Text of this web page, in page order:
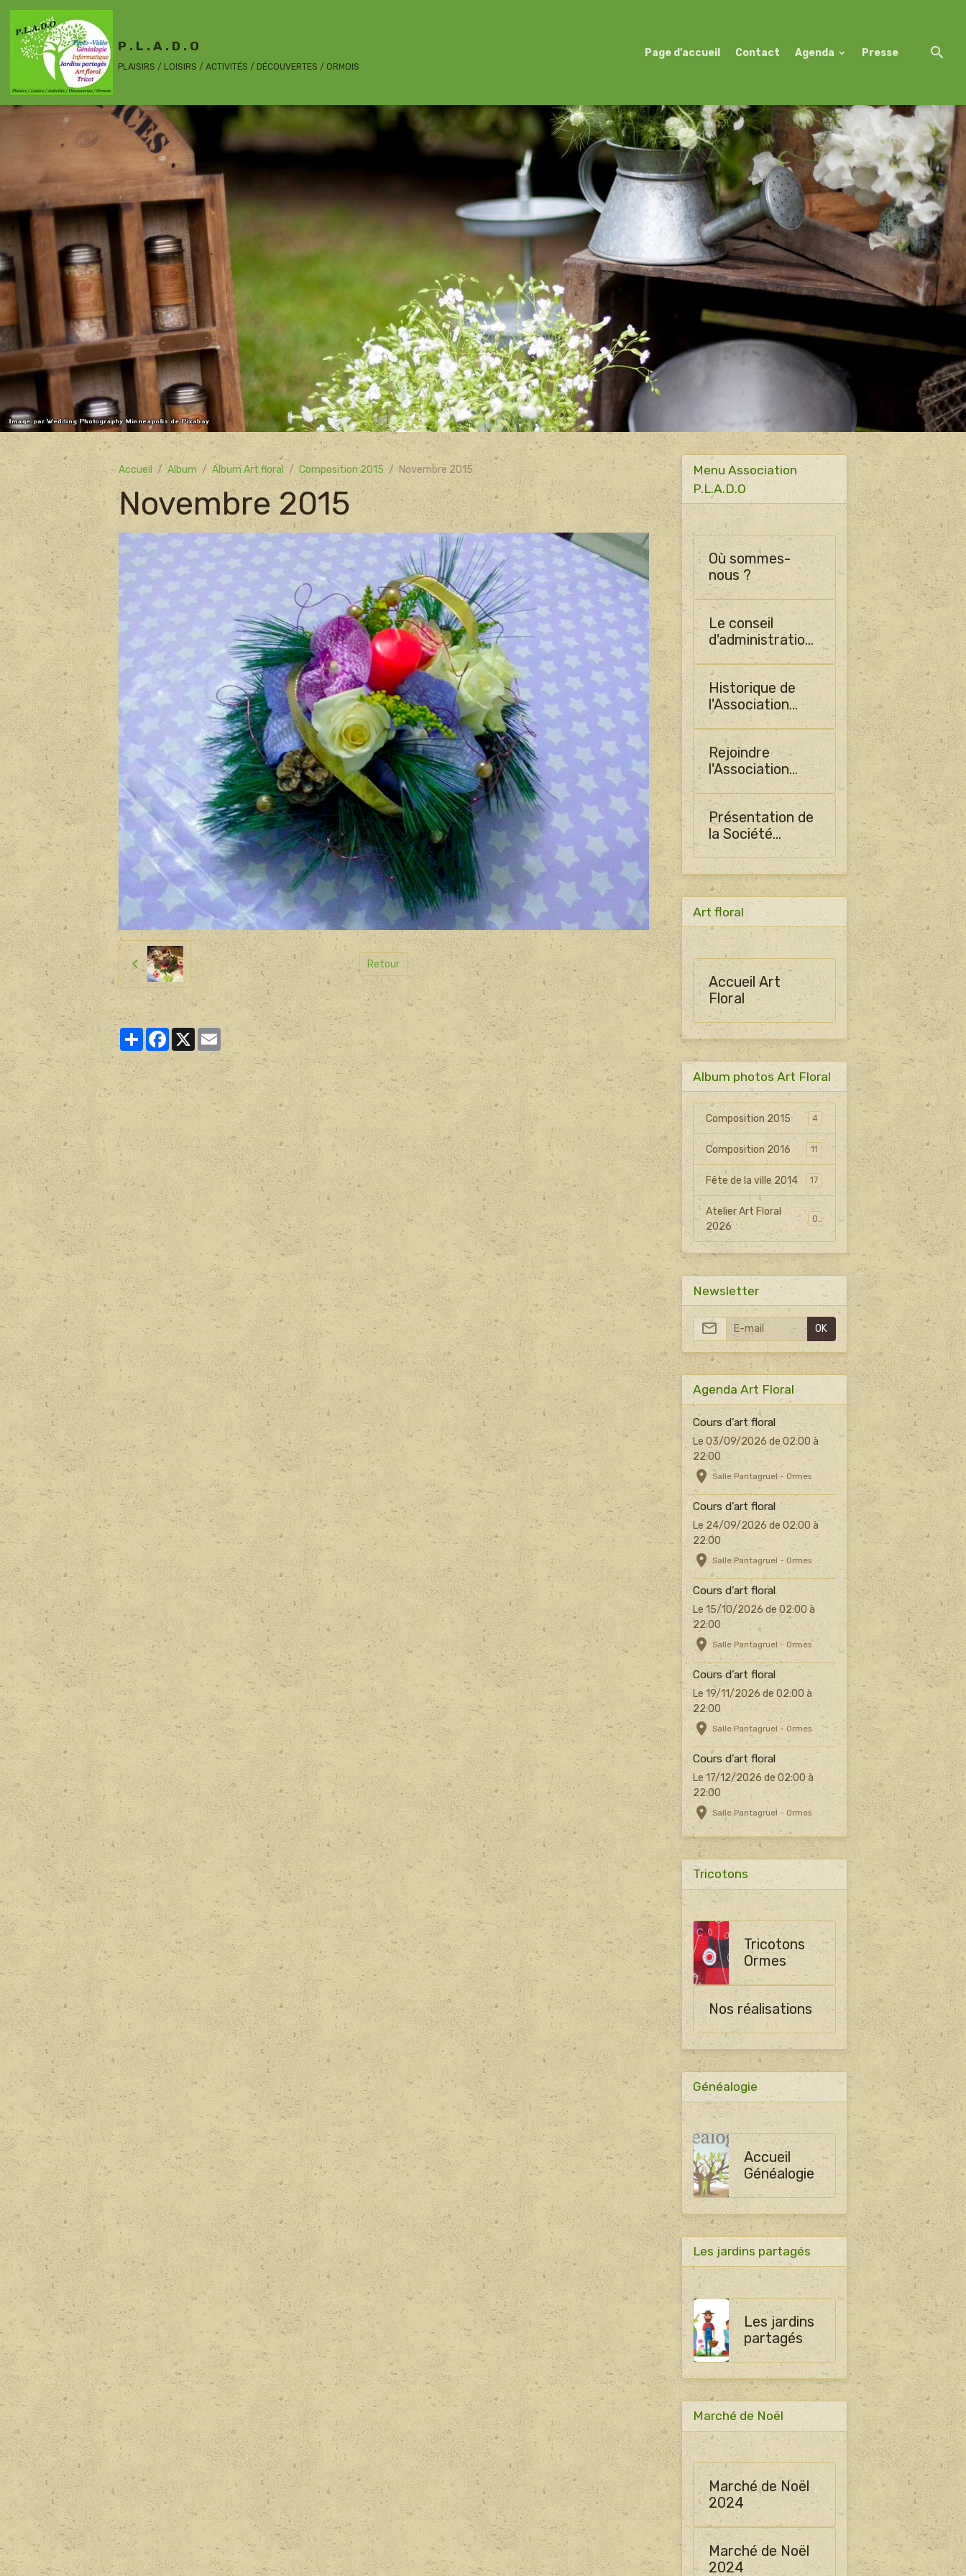
P . L . A . D . O
PLAISIRS / LOISIRS / ACTIVITÉS / DÉCOUVERTES / ORMOIS
Page d'accueil Contact Agenda Presse
Accueil Album Album Art floral Composition 2015 Novembre 2015
Novembre 2015
Retour
PartagerFacebook
X Email
Menu Association
P.L.A.D.O
Où sommes-
nous ?
Le conseil
d'administration
de SHO
Historique de
l'Association
PLADO
Rejoindre
l'Association
PLADO
Présentation de
la Société
Horticulture
d'Ormes
Art floral
Accueil Art
Floral
Album photos Art Floral
Composition 2015 4
Composition 2016 11
Fête de la ville 2014 17
Atelier Art Floral
2026
0
Newsletter
OK
Agenda Art Floral
Cours d’art floral
Le 03/09/2026 de 02:00 à
22:00
Salle Pantagruel - Ormes
Cours d’art floral
Le 24/09/2026de 02:00 à
22:00
Salle Pantagruel - Ormes
Cours d’art floral
Le 15/10/2026de 02:00 à
22:00
Salle Pantagruel - Ormes
Cours d’art floral
Le 19/11/2026 de 02:00à
22:00
Salle Pantagruel - Ormes
Cours d’art floral
Le 17/12/2026 de 02:00à
22:00
Salle Pantagruel - Ormes
Tricotons
Tricotons
Ormes
Nos réalisations
Généalogie
Accueil
Généalogie
Les jardins partagés
Les jardins
partagés
Marché de Noël
Marché de Noël
2024
Marché de Noël
2024